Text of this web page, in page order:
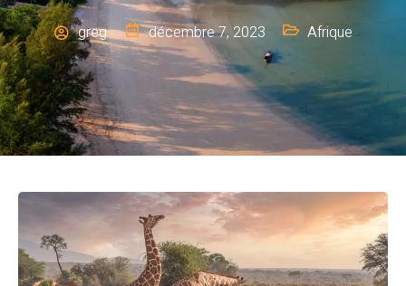
greg décembre 7, 2023 Afrique